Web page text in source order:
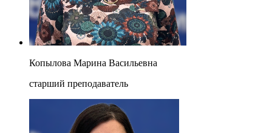
Копылова Марина Васильевна
старший преподаватель